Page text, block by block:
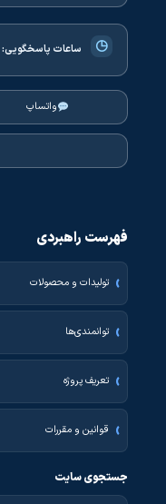
◷ ساعات پاسخگویی:
واتساپ
فهرست راهبردی
تولیدات و محصولات
توانمندی‌ها
تعریف پروژه
قوانین و مقررات
جستجوی سایت